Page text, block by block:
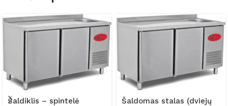
Šaldiklis – spintelė
Šaldomas stalas (dviejų